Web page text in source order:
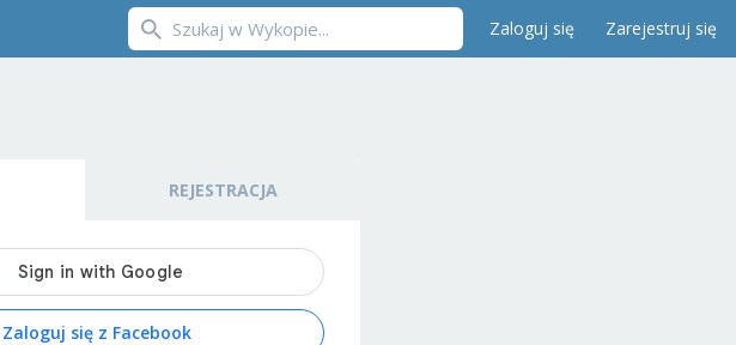
Zaloguj się Zarejestruj się
REJESTRACJA
Zaloguj się z Facebook